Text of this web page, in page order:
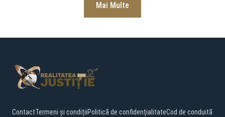
Mai Multe
ContactTermeni și condițiiPolitică de confidențialitateCod de conduită